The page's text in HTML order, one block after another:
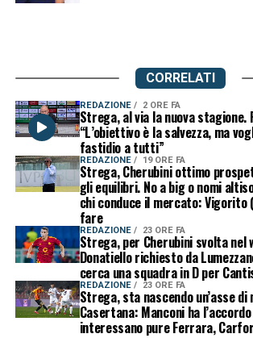
CORRELATI
REDAZIONE 2 ORE FA
Strega, al via la nuova stagione.
“L’obiettivo è la salvezza, ma
fastidio a tutti”
REDAZIONE 19 ORE FA
Strega, Cherubini ottimo
gli equilibri. No a big o nomi
chi conduce il mercato: Vigorito
fare
REDAZIONE 23 ORE FA
Strega, per Cherubini svolta nel
Donatiello richiesto da
cerca una squadra in D per
REDAZIONE 23 ORE FA
Strega, sta nascendo un’asse
Casertana: Manconi ha
interessano pure Ferrara,